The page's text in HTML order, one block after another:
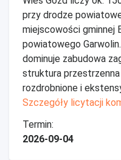
przy drodze
miejscowości gminnej
powiatowego
dominuje zabudowa
struktura
rozdrobnione i
Szczegóły licytacji
Termin:
2026-09-04